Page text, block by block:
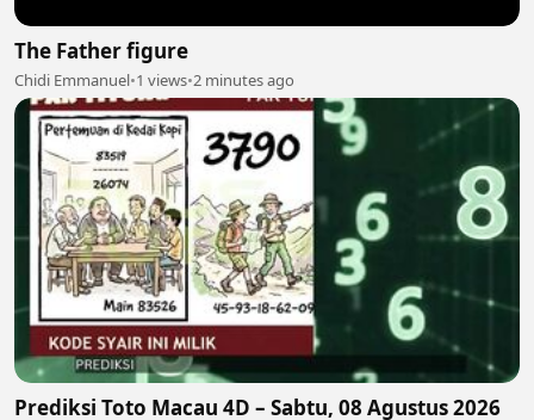
The Father figure
Chidi Emmanuel•1 views•2 minutes ago
Prediksi Toto Macau 4D – Sabtu, 08 Agustus 2026